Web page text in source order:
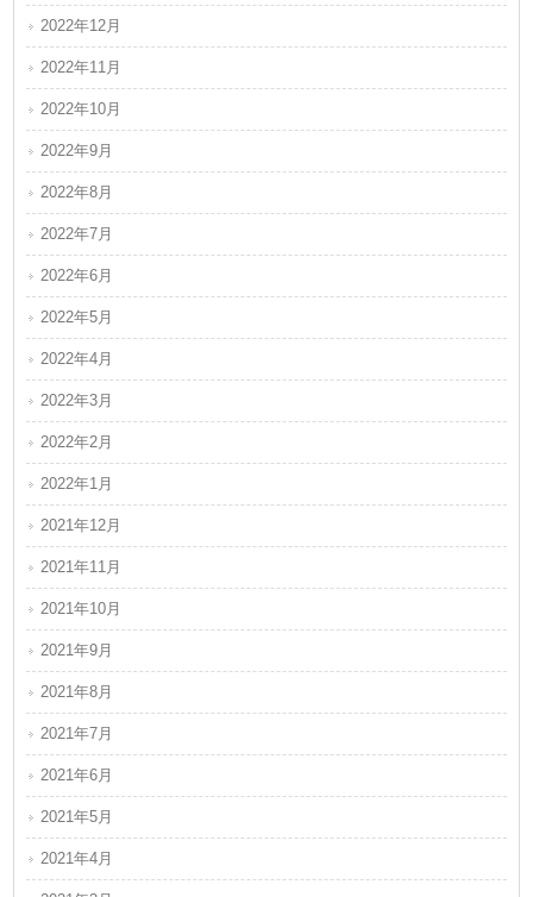
2022年12月
2022年11月
2022年10月
2022年9月
2022年8月
2022年7月
2022年6月
2022年5月
2022年4月
2022年3月
2022年2月
2022年1月
2021年12月
2021年11月
2021年10月
2021年9月
2021年8月
2021年7月
2021年6月
2021年5月
2021年4月